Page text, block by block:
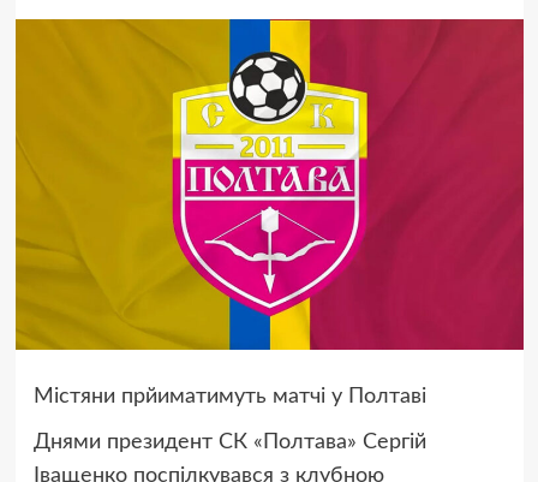
Містяни прйиматимуть матчі у Полтаві
Днями президент СК «Полтава» Сергій
Іващенко поспілкувався з клубною